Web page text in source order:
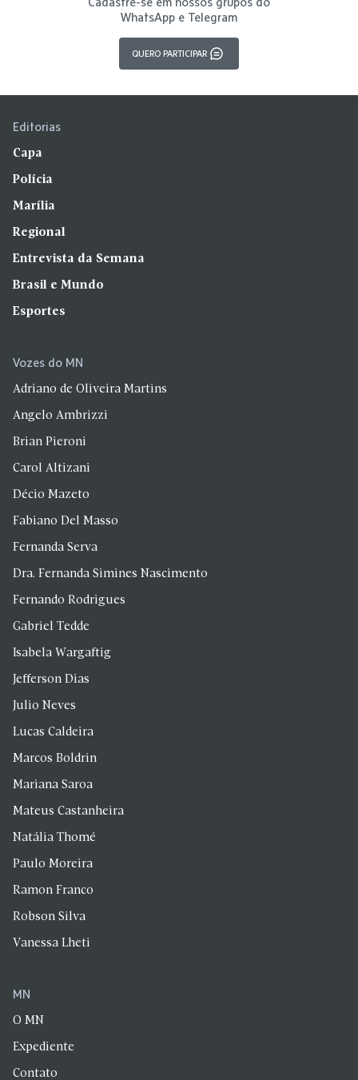
WhatsApp e Telegram
QUERO PARTICIPAR
Editorias
Capa
Polícia
Marília
Regional
Entrevista da Semana
Brasil e Mundo
Esportes
Vozes do MN
Adriano de Oliveira Martins
Angelo Ambrizzi
Brian Pieroni
Carol Altizani
Décio Mazeto
Fabiano Del Masso
Fernanda Serva
Dra. Fernanda Simines Nascimento
Fernando Rodrigues
Gabriel Tedde
Isabela Wargaftig
Jefferson Dias
Julio Neves
Lucas Caldeira
Marcos Boldrin
Mariana Saroa
Mateus Castanheira
Natália Thomé
Paulo Moreira
Ramon Franco
Robson Silva
Vanessa Lheti
MN
O MN
Expediente
Contato